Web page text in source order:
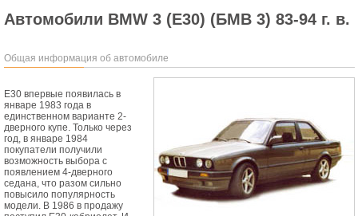
Автомобили BMW 3 (E30) (БМВ 3) 83-94 г. в.
Общая информация об автомобиле
E30 впервые появилась в
январе 1983 года в
единственном варианте 2-
дверного купе. Только через
год, в январе 1984
покупатели получили
возможность выбора с
появлением 4-дверного
седана, что разом сильно
повысило популярность
модели. В 1986 в продажу